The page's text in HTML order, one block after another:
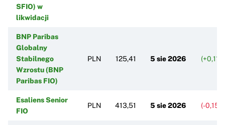
SFIO) w
likwidacji
BNP Paribas
Globalny
Stabilnego
Wzrostu (BNP
Paribas FIO)
PLN 125,41 5 sie 2026
Esaliens Senior
FIO
PLN 413,51 5 sie 2026 (-